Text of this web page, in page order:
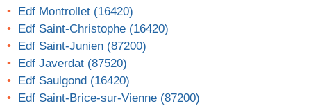
Edf Montrollet (16420)
Edf Saint-Christophe (16420)
Edf Saint-Junien (87200)
Edf Javerdat (87520)
Edf Saulgond (16420)
Edf Saint-Brice-sur-Vienne (87200)